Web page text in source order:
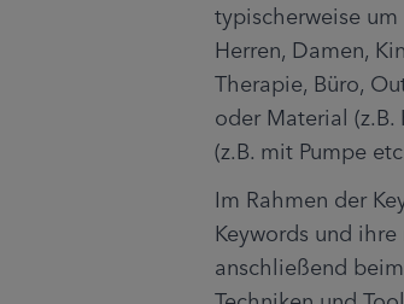
typischerweise
Herren, Damen,
Therapie, Büro,
oder Material
(z.B. mit Pumpe
Im Rahmen der
Keywords und
anschließend